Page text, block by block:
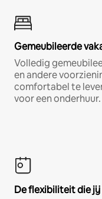
Gemeubileerde
Volledig
en andere
comfortabel te
voor een onderhuur.
De flexibiliteit die